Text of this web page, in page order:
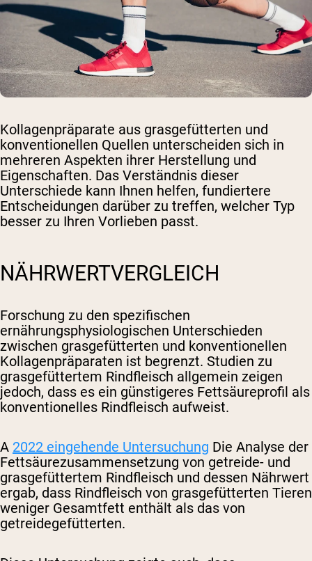
Kollagenpräparate aus grasgefütterten und
konventionellen Quellen unterscheiden sich in
mehreren Aspekten ihrer Herstellung und
Eigenschaften. Das Verständnis dieser
Unterschiede kann Ihnen helfen, fundiertere
Entscheidungen darüber zu treffen, welcher Typ
besser zu Ihren Vorlieben passt.
NÄHRWERTVERGLEICH
Forschung zu den spezifischen
ernährungsphysiologischen Unterschieden
zwischen grasgefütterten und konventionellen
Kollagenpräparaten ist begrenzt. Studien zu
grasgefüttertem Rindfleisch allgemein zeigen
jedoch, dass es ein günstigeres Fettsäureprofil als
konventionelles Rindfleisch aufweist.
A 2022 eingehende Untersuchung Die Analyse der
Fettsäurezusammensetzung von getreide- und
grasgefüttertem Rindfleisch und dessen Nährwert
ergab, dass Rindfleisch von grasgefütterten Tieren
weniger Gesamtfett enthält als das von
getreidegefütterten.